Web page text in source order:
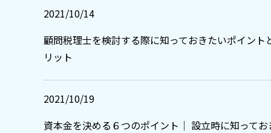
2021/10/14
顧問税理士を検討する際に知っておきたいポイント
リット
2021/10/19
資本金を決める６つのポイント｜ 設立時に知ってお